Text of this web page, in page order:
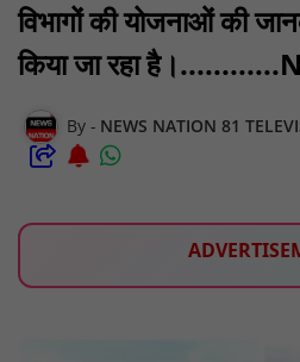
विभागों की योजनाओं की
किया जा रहा
NEWS NATION 81